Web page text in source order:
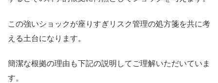
この強いショックが座りすぎリスク管理の処方箋を共に考
える土台になります。
簡潔な根拠の理由も下記の説明してご理解いただいていま
す。